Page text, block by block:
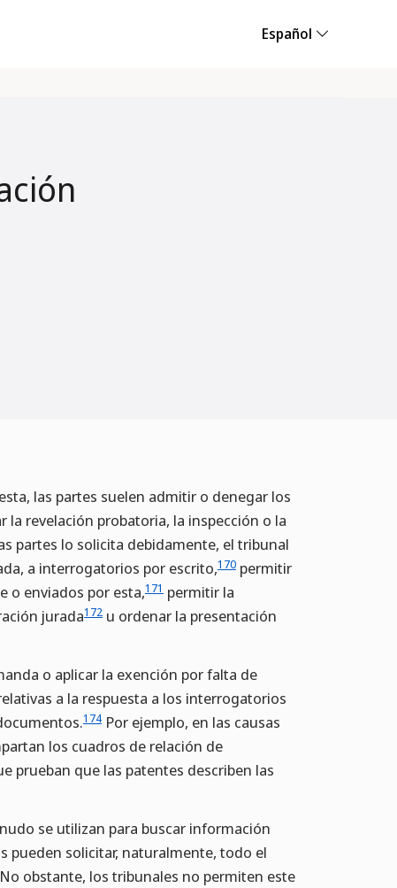
Español
las partes suelen admitir o denegar los
revelación probatoria, la inspección o la
partes lo solicita debidamente, el tribunal
a interrogatorios por escrito,170 permitir
o enviados por esta,171 permitir la
jurada172 u ordenar la presentación
o aplicar la exención por falta de
a la respuesta a los interrogatorios
174 Por ejemplo, en las causas
los cuadros de relación de
prueban que las patentes describen las
se utilizan para buscar información
pueden solicitar, naturalmente, todo el
obstante, los tribunales no permiten este